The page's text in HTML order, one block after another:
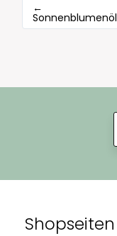
←
Sonnenblumenöl
Shopseiten